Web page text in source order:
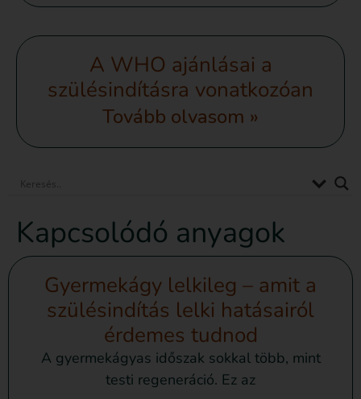
A WHO ajánlásai a
szülésindításra vonatkozóan
Tovább olvasom »
Kapcsolódó anyagok
Gyermekágy lelkileg – amit a
szülésindítás lelki hatásairól
érdemes tudnod
A gyermekágyas időszak sokkal több, mint
testi regeneráció. Ez az